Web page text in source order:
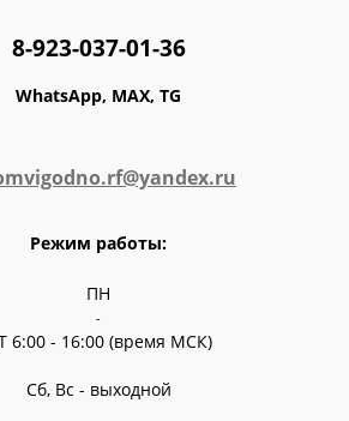
8-923-037-01-36
WhatsApp, MAX, TG
Режим работы:
ПН
-
6:00 - 16:00 (время МСК)
Сб, Вс - выходной